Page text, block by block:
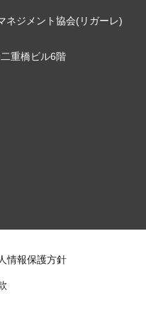
ネジメント協会(リガーレ)
重橋ビル6階
情報保護方針